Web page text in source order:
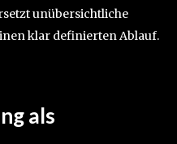
unübersichtliche
klar definierten Ablauf.
als